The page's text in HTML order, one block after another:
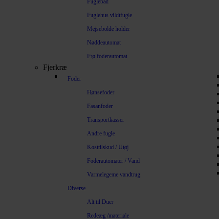
Fuglebad
Fuglehus vildtfugle
Mejsebolde holder
Nøddeautomat
Frø foderautomat
Fjerkræ
Foder
Hønsefoder
Fasanfoder
Transportkasser
Andre fugle
Kosttilskud / Utøj
Foderautomater / Vand
Varmelegeme vandtrug
Diverse
Alt til Duer
Redeæg /materiale